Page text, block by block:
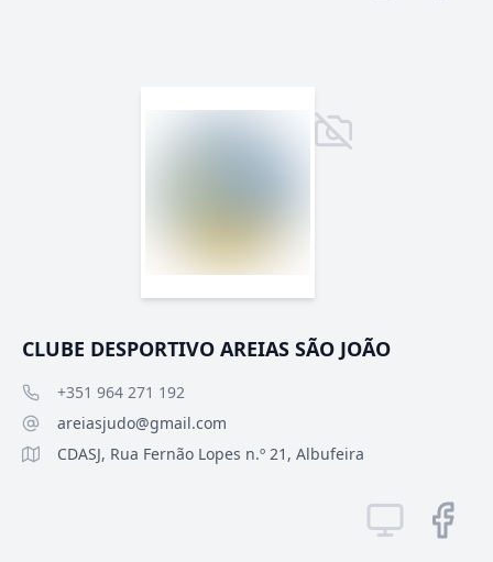
CLUBE DESPORTIVO AREIAS SÃO JOÃO
+351 964 271 192
areiasjudo@gmail.com
CDASJ, Rua Fernão Lopes n.º 21, Albufeira